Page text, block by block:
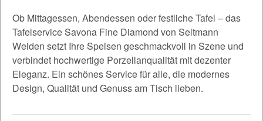
Ob Mittagessen, Abendessen oder festliche Tafel – das
Tafelservice Savona Fine Diamond von Seltmann
Weiden setzt Ihre Speisen geschmackvoll in Szene und
verbindet hochwertige Porzellanqualität mit dezenter
Eleganz. Ein schönes Service für alle, die modernes
Design, Qualität und Genuss am Tisch lieben.